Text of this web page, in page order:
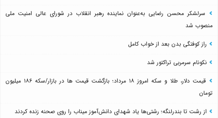
سرلشکر محسن رضایی به‌عنوان نماینده رهبر انقلاب در شورای عالی امنیت ملی
منصوب شد
راز کوفتگی بدن بعد از خواب کامل
نکونام سرمربی تراکتور شد
قیمت دلار، طلا و سکه امروز ۱۸ مرداد؛ بازگشت قیمت ها در بازار/سکه ۱۸۶ میلیون
تومان
از رشت تا بندرلنگه؛ رشتی‌ها یاد شهدای دانش‌آموز میناب را روی صحنه زنده کردند